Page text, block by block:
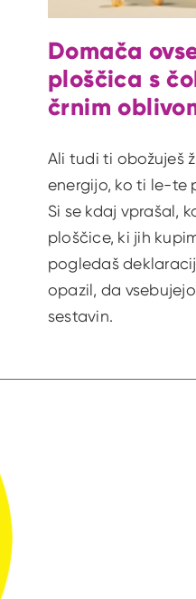
Domača
ploščica s
črnim
Ali tudi ti obožuješ
energijo, ko ti le-te
Si se kdaj vprašal,
ploščice, ki jih
pogledaš
opazil, da
sestavin.